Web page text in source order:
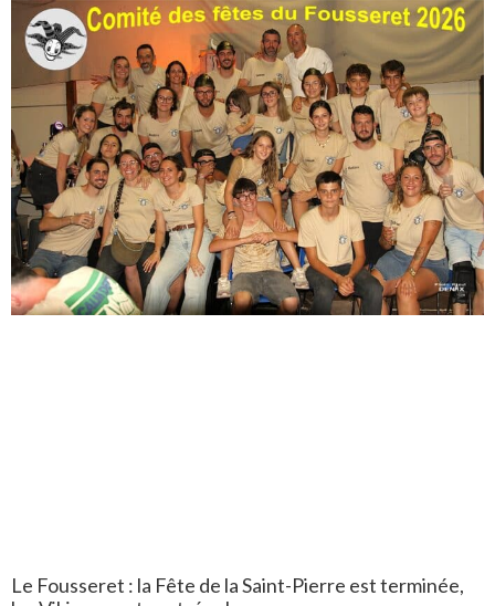
Le Fousseret : la Fête de la Saint-Pierre est terminée,